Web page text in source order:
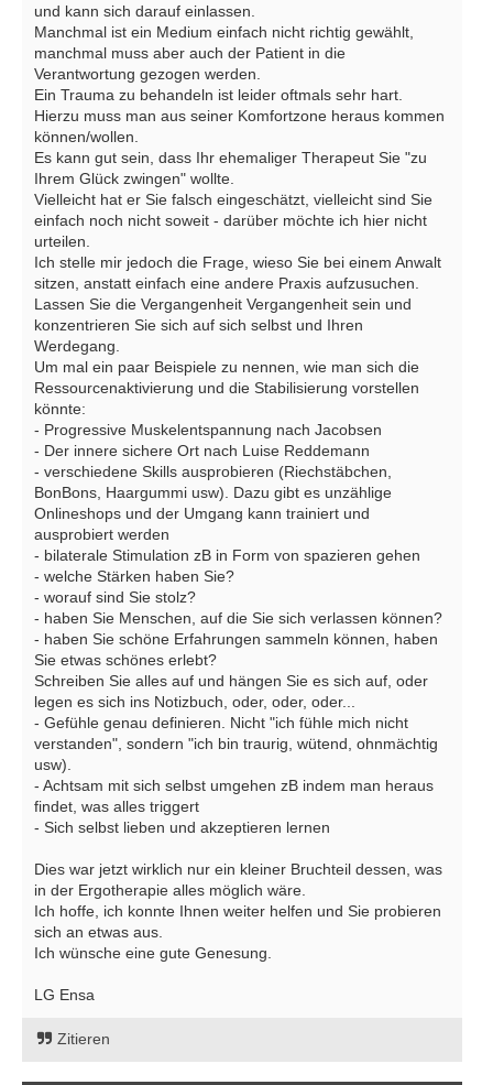
und kann sich darauf einlassen.
Manchmal ist ein Medium einfach nicht richtig gewählt,
manchmal muss aber auch der Patient in die
Verantwortung gezogen werden.
Ein Trauma zu behandeln ist leider oftmals sehr hart.
Hierzu muss man aus seiner Komfortzone heraus kommen
können/wollen.
Es kann gut sein, dass Ihr ehemaliger Therapeut Sie "zu
Ihrem Glück zwingen" wollte.
Vielleicht hat er Sie falsch eingeschätzt, vielleicht sind Sie
einfach noch nicht soweit - darüber möchte ich hier nicht
urteilen.
Ich stelle mir jedoch die Frage, wieso Sie bei einem Anwalt
sitzen, anstatt einfach eine andere Praxis aufzusuchen.
Lassen Sie die Vergangenheit Vergangenheit sein und
konzentrieren Sie sich auf sich selbst und Ihren
Werdegang.
Um mal ein paar Beispiele zu nennen, wie man sich die
Ressourcenaktivierung und die Stabilisierung vorstellen
könnte:
- Progressive Muskelentspannung nach Jacobsen
- Der innere sichere Ort nach Luise Reddemann
- verschiedene Skills ausprobieren (Riechstäbchen,
BonBons, Haargummi usw). Dazu gibt es unzählige
Onlineshops und der Umgang kann trainiert und
ausprobiert werden
- bilaterale Stimulation zB in Form von spazieren gehen
- welche Stärken haben Sie?
- worauf sind Sie stolz?
- haben Sie Menschen, auf die Sie sich verlassen können?
- haben Sie schöne Erfahrungen sammeln können, haben
Sie etwas schönes erlebt?
Schreiben Sie alles auf und hängen Sie es sich auf, oder
legen es sich ins Notizbuch, oder, oder, oder...
- Gefühle genau definieren. Nicht "ich fühle mich nicht
verstanden", sondern "ich bin traurig, wütend, ohnmächtig
usw).
- Achtsam mit sich selbst umgehen zB indem man heraus
findet, was alles triggert
- Sich selbst lieben und akzeptieren lernen
Dies war jetzt wirklich nur ein kleiner Bruchteil dessen, was
in der Ergotherapie alles möglich wäre.
Ich hoffe, ich konnte Ihnen weiter helfen und Sie probieren
sich an etwas aus.
Ich wünsche eine gute Genesung.
LG Ensa
Zitieren